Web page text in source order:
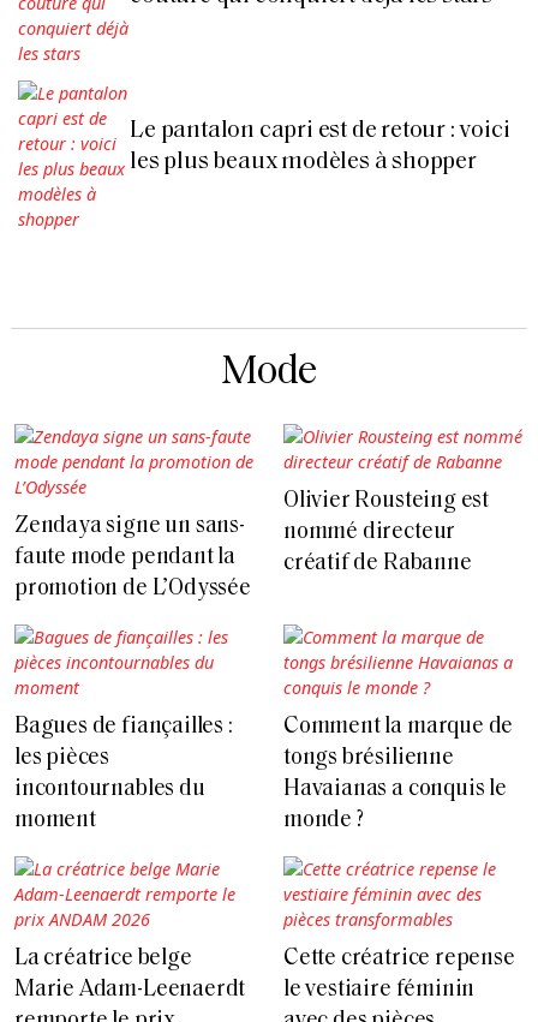
Le pantalon capri est de retour : voici
les plus beaux modèles à shopper
Mode
Zendaya signe un sans-
faute mode pendant la
promotion de L’Odyssée
Olivier Rousteing est
nommé directeur
créatif de Rabanne
Bagues de fiançailles :
les pièces
incontournables du
moment
Comment la marque de
tongs brésilienne
Havaianas a conquis le
monde ?
La créatrice belge
Marie Adam-Leenaerdt
Cette créatrice repense
le vestiaire féminin